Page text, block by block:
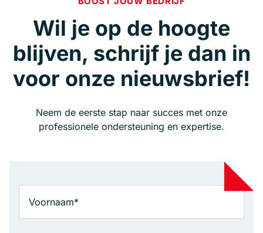
Wil je op de hoogte
blijven, schrijf je dan in
voor onze nieuwsbrief!
Neem de eerste stap naar succes met onze
professionele ondersteuning en expertise.